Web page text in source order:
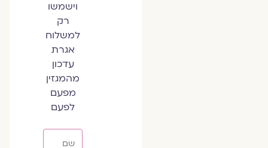
וישמשו
רק
למשלוח
אגרת
עדכון
מהמגזין
מפעם
לפעם